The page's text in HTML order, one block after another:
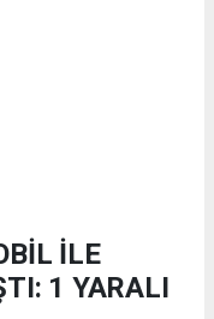
İLE
1 YARALI